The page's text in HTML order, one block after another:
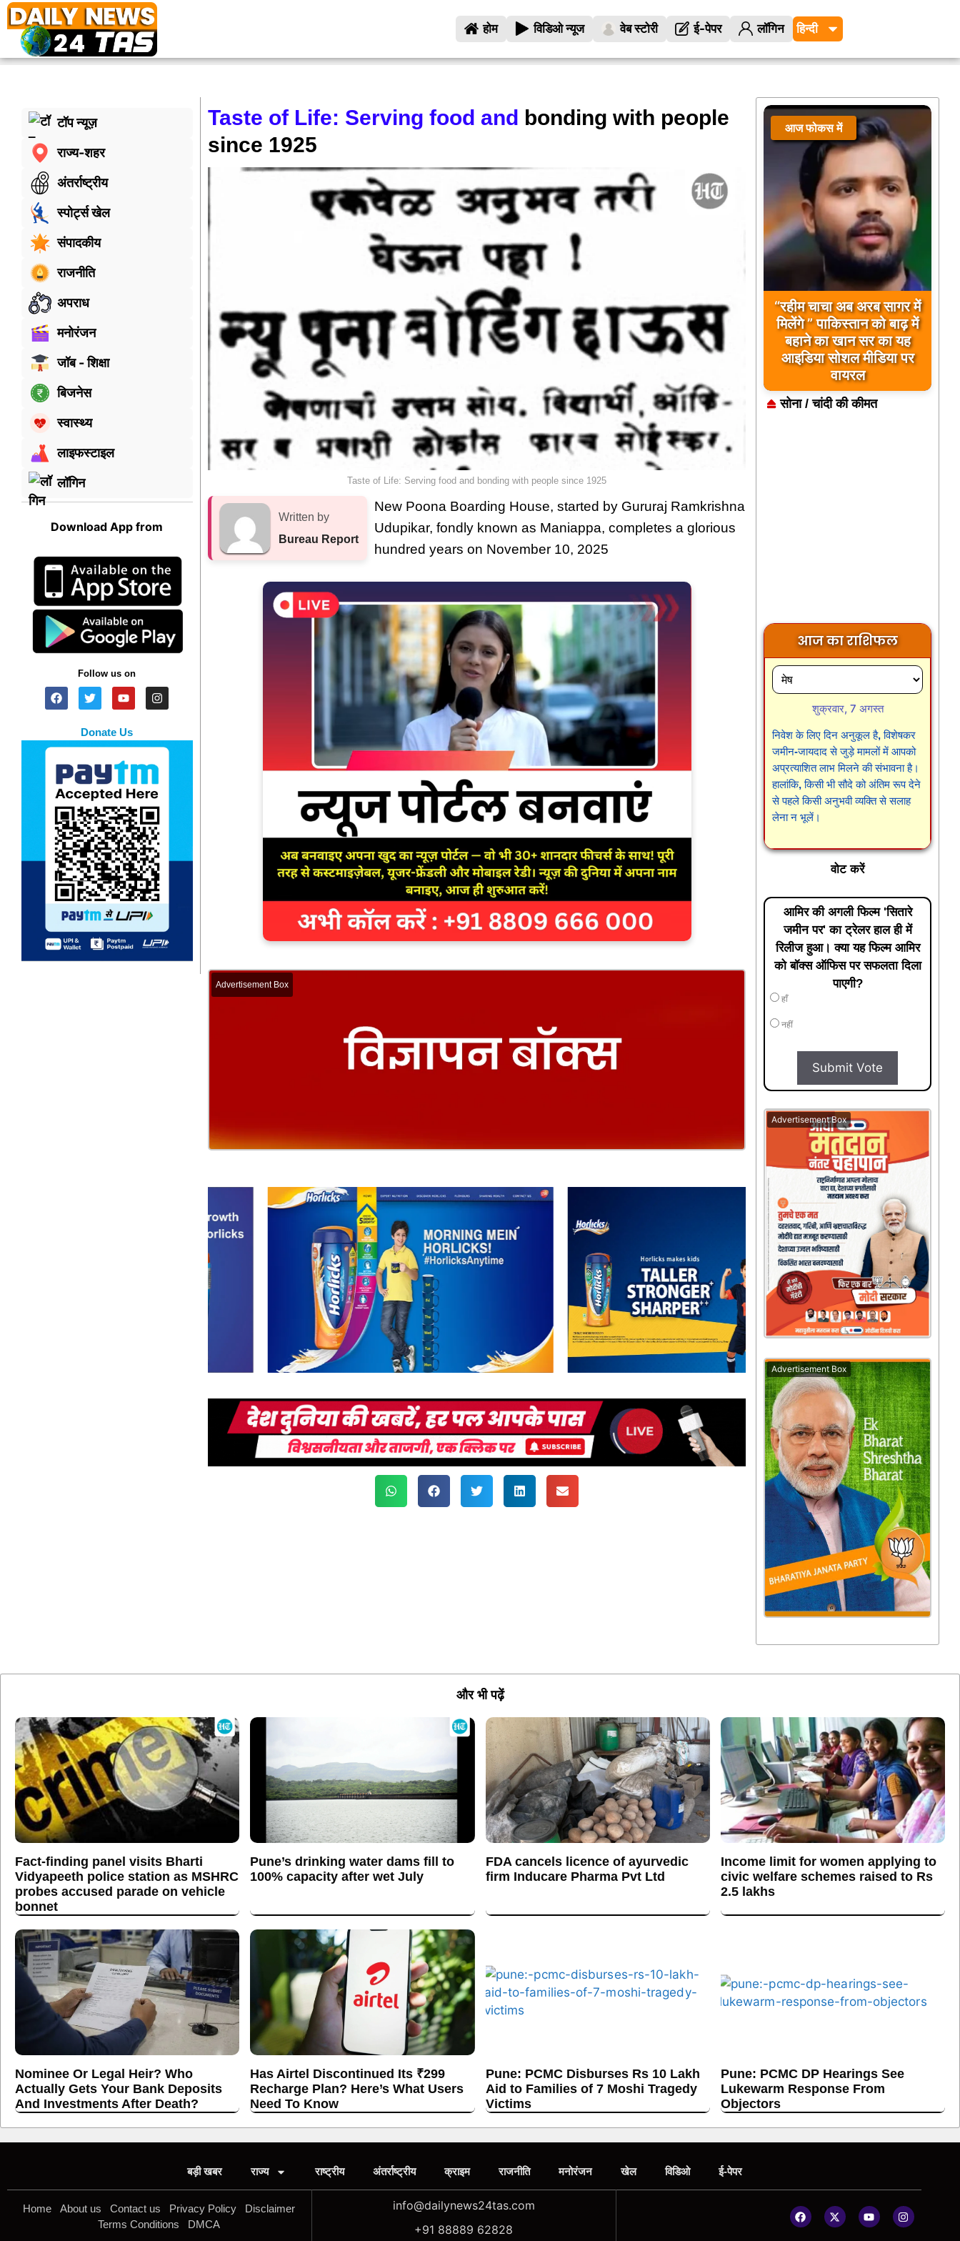
होम विडिओ न्यूज वेब स्टोरी ई-पेपर लॉगिन
टॉप न्यूज़
राज्य-शहर
अंतर्राष्ट्रीय
स्पोर्ट्स खेल
संपादकीय
राजनीति
अपराध
मनोरंजन
जॉब - शिक्षा
बिजनेस
स्वास्थ्य
लाइफस्टाइल
लॉगिन
Download App from
Follow us on
Donate Us
Taste of Life: Serving food and bonding with people
since 1925
Taste of Life: Serving food and bonding with people since 1925
Written by
Bureau Report
New Poona Boarding House, started by Gururaj Ramkrishna
Udupikar, fondly known as Maniappa, completes a glorious
hundred years on November 10, 2025
Advertisement Box
आज फोकस में
बिलावल भुट्टो द्वारा सिंधु नदी
और भारत को लेकर दिए गए
बयान पर भारत के केंद्रीय
मंत्रियों की कड़ी प्रतिक्रिया
सोना / चांदी की कीमत
आज का राशिफल
शुक्रवार, 7 अगस्त
निवेश के लिए दिन अनुकूल है, विशेषकर
जमीन-जायदाद से जुड़े मामलों में आपको
अप्रत्याशित लाभ मिलने की संभावना है।
हालांकि, किसी भी सौदे को अंतिम रूप देने
से पहले किसी अनुभवी व्यक्ति से सलाह
लेना न भूलें।
वोट करें
आमिर की अगली फिल्म 'सितारे
जमीन पर' का ट्रेलर हाल ही में
रिलीज हुआ। क्या यह फिल्म आमिर
को बॉक्स ऑफिस पर सफलता दिला
पाएगी?
हाँ
नहीं
Submit Vote
Advertisement Box
Advertisement Box
और भी पढ़ें
Fact-finding panel visits Bharti
Vidyapeeth police station as MSHRC
probes accused parade on vehicle
bonnet
Pune’s drinking water dams fill to
100% capacity after wet July
FDA cancels licence of ayurvedic
firm Inducare Pharma Pvt Ltd
Income limit for women applying to
civic welfare schemes raised to Rs
2.5 lakhs
Nominee Or Legal Heir? Who
Actually Gets Your Bank Deposits
And Investments After Death?
Has Airtel Discontinued Its ₹299
Recharge Plan? Here’s What Users
Need To Know
Pune: PCMC Disburses Rs 10 Lakh
Aid to Families of 7 Moshi Tragedy
Victims
Pune: PCMC DP Hearings See
Lukewarm Response From
Objectors
बड़ी खबर राज्य राष्ट्रीय अंतर्राष्ट्रीय क्राइम राजनीति मनोरंजन खेल विडिओ ई-पेपर
Home About us Contact us Privacy Policy
Disclaimer
Terms Conditions
DMCA
info@dailynews24tas.com
+91 88889 62828